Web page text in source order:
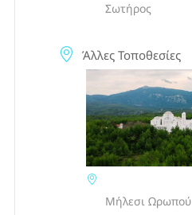
Σωτήρος
Άλλες Τοποθεσίες
Μήλεσι Ωρωπού